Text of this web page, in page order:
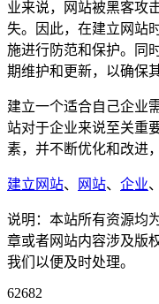
业来说，网站被黑客攻
失。因此，在建立网站
施进行防范和保护。同
期维护和更新，以确保
建立一个适合自己企业
站对于企业来说至关重
素，并不断优化和改进
建立网站、 网站、 企业、
说明：本站所有资源均
章或者网站内容涉及版
我们以便及时处理。
62682